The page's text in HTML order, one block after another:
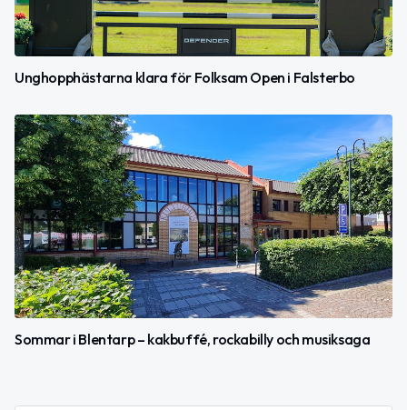
Unghopphästarna klara för Folksam Open i Falsterbo
Sommar i Blentarp – kakbuffé, rockabilly och musiksaga